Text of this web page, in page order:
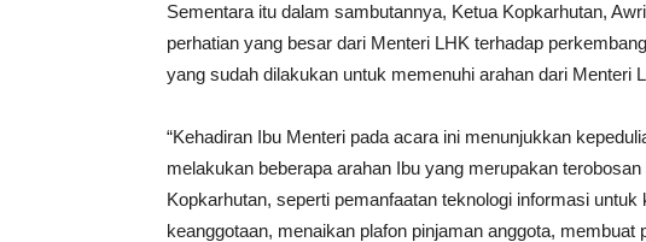
Sementara itu dalam sambutannya, Ketua Kopkarhutan,
perhatian yang besar dari Menteri LHK terhadap
yang sudah dilakukan untuk memenuhi arahan dari Menteri
“Kehadiran Ibu Menteri pada acara ini menunjukkan
melakukan beberapa arahan Ibu yang merupakan
Kopkarhutan, seperti pemanfaatan teknologi informasi
keanggotaan, menaikan plafon pinjaman anggota,